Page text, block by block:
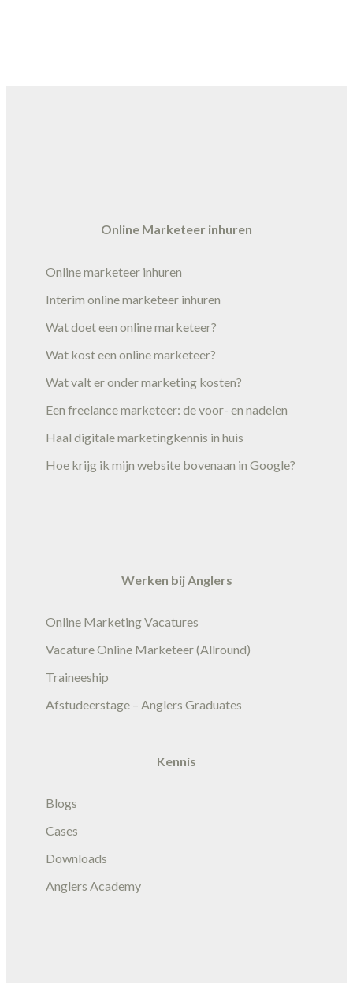
Online Marketeer inhuren
Online marketeer inhuren
Interim online marketeer inhuren
Wat doet een online marketeer?
Wat kost een online marketeer?
Wat valt er onder marketing kosten?
Een freelance marketeer: de voor- en nadelen
Haal digitale marketingkennis in huis
Hoe krijg ik mijn website bovenaan in Google?
Werken bij Anglers
Online Marketing Vacatures
Vacature Online Marketeer (Allround)
Traineeship
Afstudeerstage – Anglers Graduates
Kennis
Blogs
Cases
Downloads
Anglers Academy